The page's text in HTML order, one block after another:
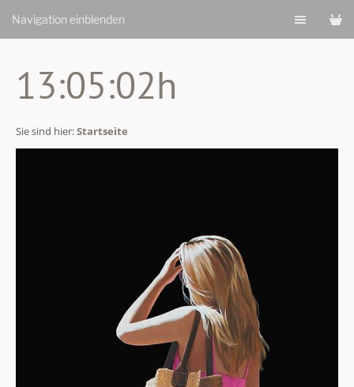
Navigation einblenden
13:05:02h
Sie sind hier:Startseite